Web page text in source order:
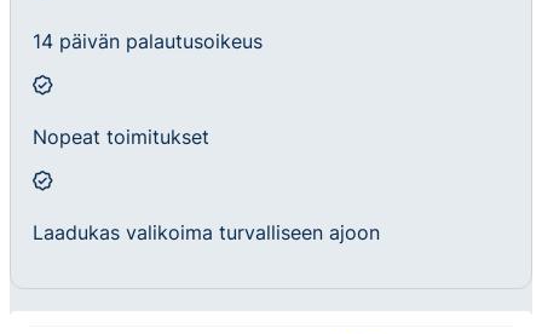
14 päivän palautusoikeus
Nopeat toimitukset
Laadukas valikoima turvalliseen ajoon